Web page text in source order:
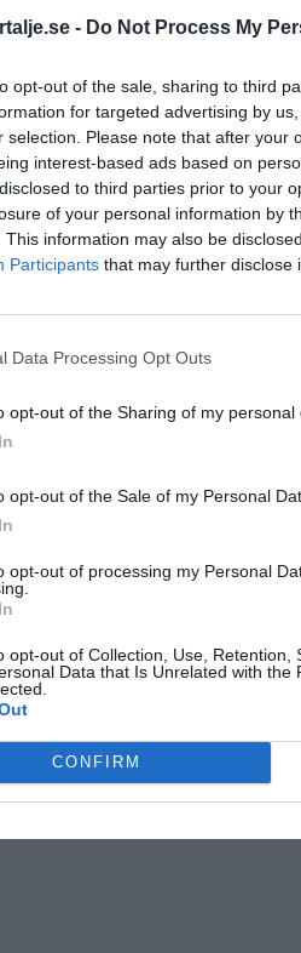
- Do Not Process My
opt-out of the sale, sharing to third
for targeted advertising by
selection. Please note that after your
interest-based ads based on
to third parties prior to your
of your personal information by
This information may also be
Participants that may further disclose
Data Processing Opt Outs
opt-out of the Sharing of my personal
opt-out of the Sale of my Personal
opt-out of processing my Personal
opt-out of Collection, Use, Retention,
Data that Is Unrelated with the
CONFIRM
häktad misstänkt för grov
har
kränkande handlingar i
till november 2025.
och anhölls dagen
ANNONS